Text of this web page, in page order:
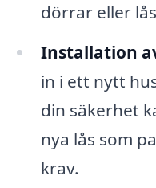
dörrar eller
Installation
in i ett nytt
din säkerhet
nya lås som
krav.